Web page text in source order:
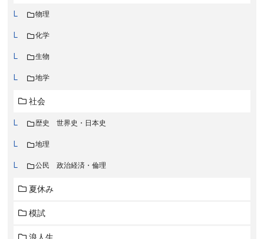
物理
化学
生物
地学
社会
歴史 世界史・日本史
地理
公民 政治経済・倫理
夏休み
模試